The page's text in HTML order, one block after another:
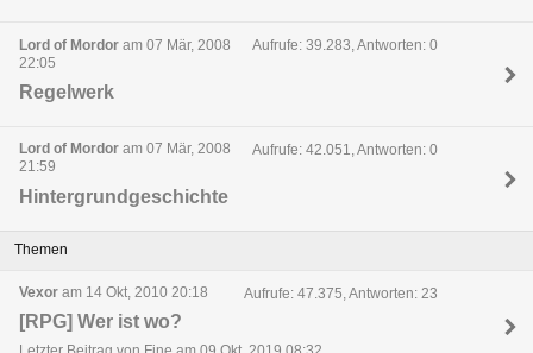
Lord of Mordor am 07 Mär, 2008
22:05
Aufrufe: 39.283, Antworten: 0
Regelwerk
Lord of Mordor am 07 Mär, 2008
21:59
Aufrufe: 42.051, Antworten: 0
Hintergrundgeschichte
Themen
Vexor am 14 Okt, 2010 20:18 Aufrufe: 47.375, Antworten: 23
[RPG] Wer ist wo?